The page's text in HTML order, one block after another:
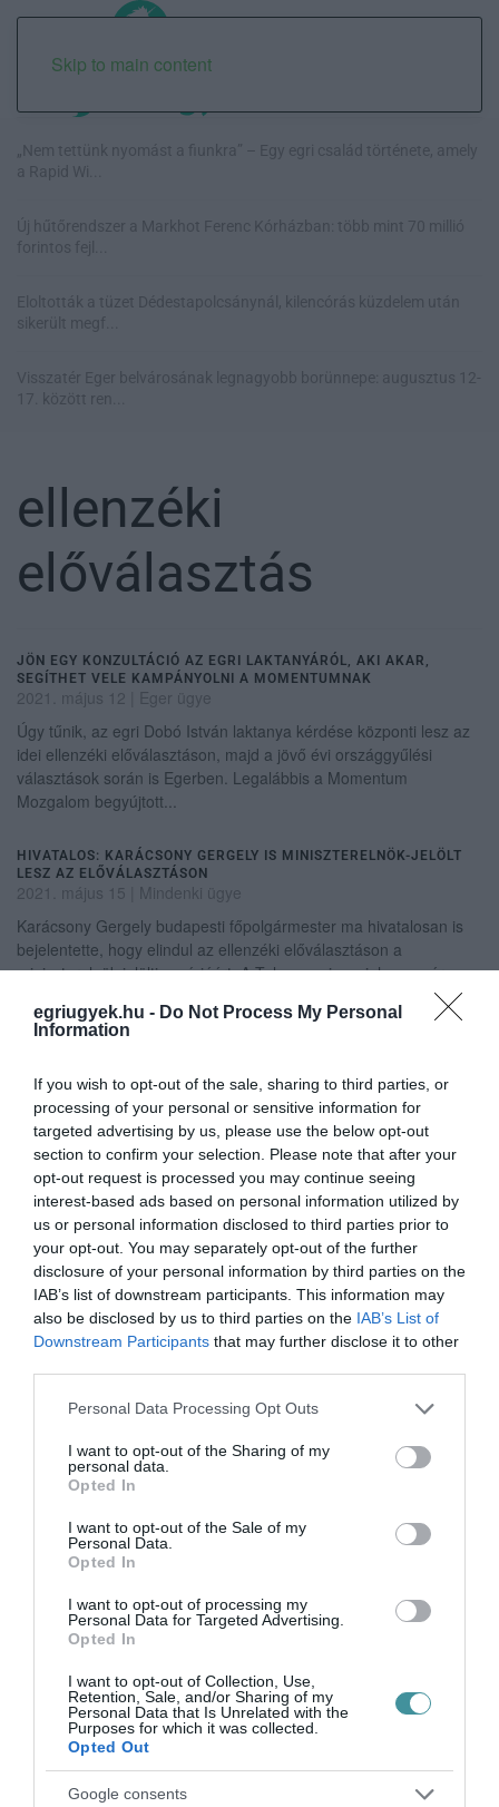
egriugyek.hu - Do Not Process My Personal
Information
If you wish to opt-out of the sale, sharing to third parties, or
processing of your personal or sensitive information for
targeted advertising by us, please use the below opt-out
section to confirm your selection. Please note that after your
opt-out request is processed you may continue seeing
interest-based ads based on personal information utilized by
us or personal information disclosed to third parties prior to
your opt-out. You may separately opt-out of the further
disclosure of your personal information by third parties on the
IAB’s list of downstream participants. This information may
also be disclosed by us to third parties on the IAB’s List of
Downstream Participants that may further disclose it to other
Please note that this website/app uses one or more Google
not limited to your visit or usage behaviour. You may click to
grant or deny consent to Google and its third-party tags to
use your data for below specified purposes in below Google
consent section.
Personal Data Processing Opt Outs
I want to opt-out of the Sharing of my
personal data.
Opted In
I want to opt-out of the Sale of my
Personal Data.
Opted In
I want to opt-out of processing my
Personal Data for Targeted Advertising.
Opted In
I want to opt-out of Collection, Use,
Retention, Sale, and/or Sharing of my
Personal Data that Is Unrelated with the
Purposes for which it was collected.
Opted Out
Google consents
Skip to main content
„Nem tettünk nyomást a fiunkra” – Egy egri család története, amely
a Rapid Wi...
Új hűtőrendszer a Markhot Ferenc Kórházban: több mint 70 millió
forintos fejl...
Eloltották a tüzet Dédestapolcsánynál, kilencórás küzdelem után
sikerült megf...
Visszatér Eger belvárosának legnagyobb borünnepe: augusztus 12-
17. között ren...
ellenzéki
előválasztás
JÖN EGY KONZULTÁCIÓ AZ EGRI LAKTANYÁRÓL, AKI AKAR,
SEGÍTHET VELE KAMPÁNYOLNI A MOMENTUMNAK
2021. május 12
Eger ügye
Úgy tűnik, az egri Dobó István laktanya kérdése központi lesz az
idei ellenzéki előválasztáson, majd a jövő évi országgyűlési
választások során is Egerben. Legalábbis a Momentum
Mozgalom begyújtott...
HIVATALOS: KARÁCSONY GERGELY IS MINISZTERELNÖK-JELÖLT
LESZ AZ ELŐVÁLASZTÁSON
2021. május 15
Mindenki ügye
Karácsony Gergely budapesti főpolgármester ma hivatalosan is
bejelentette, hogy elindul az ellenzéki előválasztáson a
miniszterelnök-jelölti pozícióért. A Telex megjegyzi, hogy már
2021. május 26 |Eger ügye
Csaknem 14 éve hever parlagon a Dobó István Laktanya, ezért a
Momentum egri szervezete nagyon helyesen konzultációt indított
két hete arról, hogy kikérje az egriek véleményét az
újrahasznosításáról...
EZT KI ÉRTI? AZ MSZP VISSZALÉPTETI EGERBEN AZ MSZP-S
MIRKÓCZKI ZITÁT ÉS A MOMENTUMOS JÁNOSI ZOLTÁNT
TÁMOGATJA
2021. június 11|Eger ügye
Az ellenzéki előválasztás lényege, hogy a Fidesz ellen csak egy
jelölt induljon, mármint a nagyobb ellenzéki pártok szövetségét
tekintve. Tiszta sor, a kormánypárt a választási rendszer
fokozatos á...
ELŐVÁLASZTÁS: HETEN MÉRKŐZNÉNEK MEG AZ ELLENZÉKI
MINISZTERELNÖK-JELÖLTSÉGÉRT
2021. augusztus 20
Már 7 ellenzéki miniszterelnök-jelölt van. Tegnap regisztrálták a
hetediket, az utolsó pillanatban. Az ellenzéki előválasztásokat
koordináló Országos Előválasztási Bizottság nyilvántartásba ...
EGY MONDATBAN REAGÁLT A FIDESZ AZ ELŐVÁLASZTÁSSAL
KAPCSOLATOS ELLENZÉKI VÁDAKRA
Saját bénázásukat ne kenjék másra! – reagált egy mondattal a
Fidesz az ellenzéki előválasztás leállásával kapcsolatban. Az
előválasztás technikai rendszere szombaton omlott össze, a
szerv...